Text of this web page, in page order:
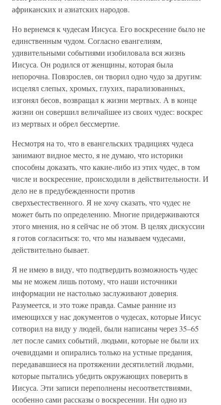
африканских и азиатских народов.
Но вернемся к чудесам Иисуса. Его воскресение было не
единственным чудом. Согласно евангелиям,
удивительными событиями изобиловала вся жизнь
Иисуса. Он родился от женщины, которая была
непорочна. Повзрослев, он творил одно чудо за другим:
исцелял слепых, хромых, глухих, парализованных,
изгонял бесов, возвращал к жизни мертвых. А в конце
жизни он совершил величайшее из своих чудес: воскрес
из мертвых и обрел бессмертие.
Несмотря на то, что в евангельских традициях чудеса
занимают видное место, я не думаю, что историки
способны доказать, что какие-либо из этих чудес, в том
числе и воскресение, происходили в действительности. И
дело не в предубежденности против
сверхъестественного. Я не хочу сказать, что чудес не
может быть по определению. Многие придерживаются
этого мнения, но я сейчас не об этом. В целях дискуссии
я готов согласиться: то, что мы называем чудесами,
действительно бывает.
Я не имею в виду, что подтвердить возможность чудес
мы не можем лишь потому, что наши источники
информации не настолько заслуживают доверия.
Разумеется, и это тоже правда. Самые ранние из
имеющихся у нас документов о чудесах, которые Иисус
сотворил на виду у людей, были написаны через 35–65
лет после самих событий, людьми, которые не были их
очевидцами и опирались только на устные предания,
передававшиеся на протяжении десятилетий людьми,
которые пытались убедить окружающих поверить в
Иисуса. Эти записи переполнены несоответствиями,
особенно сами рассказы о воскресении. Ни одно из